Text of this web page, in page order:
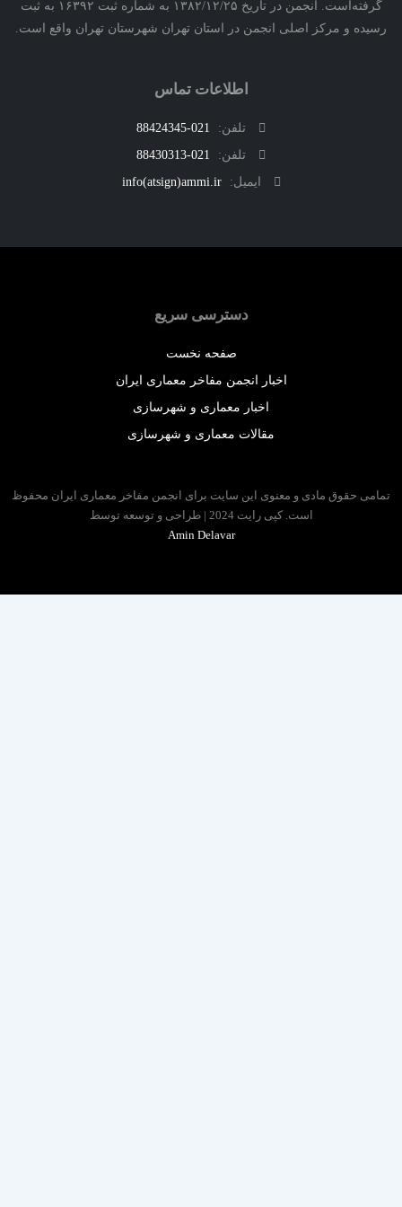
گرفته‌است. انجمن در تاریخ ۱۳۸۲/۱۲/۲۵ به شماره ثبت ۱۶۳۹۲ به ثبت
و مرکز اصلی انجمن در استان تهران شهرستان تهران واقع است.
اطلاعات تماس
تلفن:
021-88424345
تلفن:
021-88430313
ایمیل:
info(atsign)ammi.ir
دسترسی سریع
صفحه نخست
اخبار انجمن مفاخر معماری ایران
اخبار معماری و شهرسازی
مقالات معماری و شهرسازی
حقوق مادی و معنوی این سایت برای انجمن مفاخر معماری ایران محفوظ
است. کپی رایت 2024 | طراحی و توسعه توسط
Amin Delavar